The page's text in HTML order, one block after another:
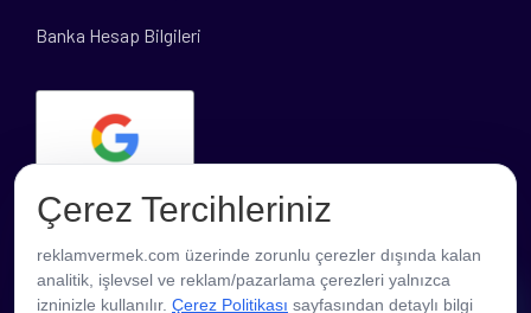
Banka Hesap Bilgileri
PROFESYONEL DESTEK
Çerez Tercihleriniz
reklamvermek.com üzerinde zorunlu çerezler dışında kalan
analitik, işlevsel ve reklam/pazarlama çerezleri yalnızca
izninizle kullanılır. Çerez Politikası sayfasından detaylı bilgi